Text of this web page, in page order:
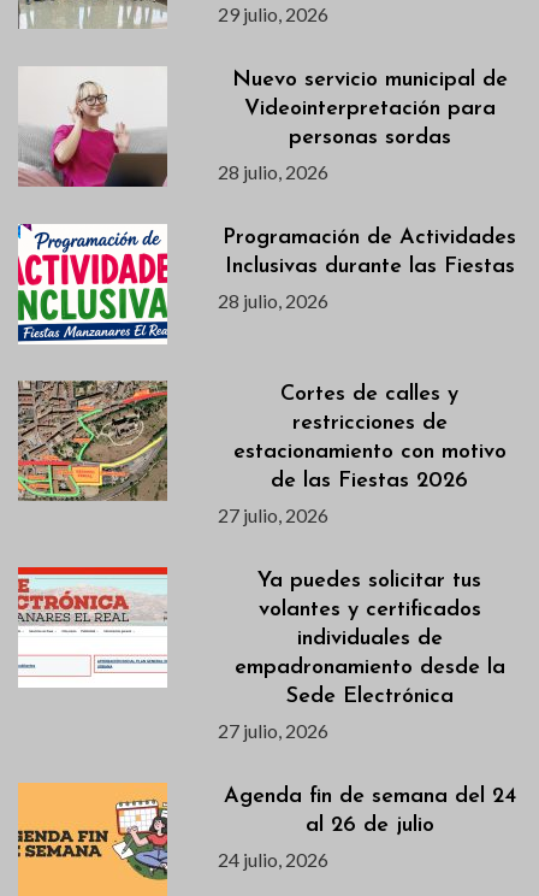
29 julio, 2026
Nuevo servicio municipal de
Videointerpretación para
personas sordas
28 julio, 2026
Programación de Actividades
Inclusivas durante las Fiestas
28 julio, 2026
Cortes de calles y
restricciones de
estacionamiento con motivo
de las Fiestas 2026
27 julio, 2026
Ya puedes solicitar tus
volantes y certificados
individuales de
empadronamiento desde la
Sede Electrónica
27 julio, 2026
Agenda fin de semana del 24
al 26 de julio
24 julio, 2026